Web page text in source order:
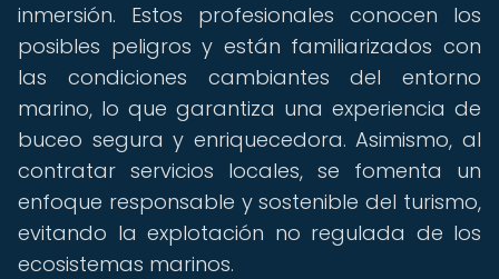
inmersión. Estos profesionales conocen los
posibles peligros y están familiarizados con
las condiciones cambiantes del entorno
marino, lo que garantiza una experiencia de
buceo segura y enriquecedora. Asimismo, al
contratar servicios locales, se fomenta un
enfoque responsable y sostenible del turismo,
evitando la explotación no regulada de los
ecosistemas marinos.